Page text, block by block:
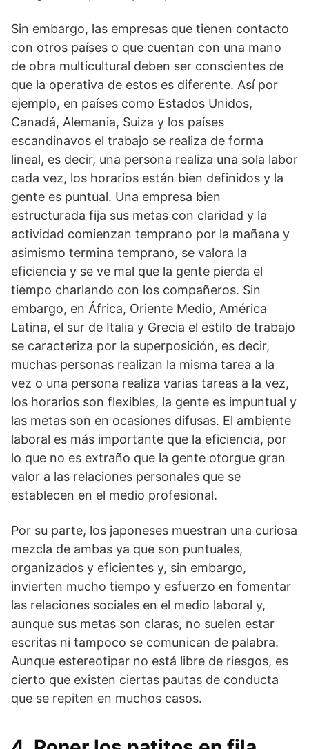
Sin embargo, las empresas que tienen contacto
con otros países o que cuentan con una mano
de obra multicultural deben ser conscientes de
que la operativa de estos es diferente. Así por
ejemplo, en países como Estados Unidos,
Canadá, Alemania, Suiza y los países
escandinavos el trabajo se realiza de forma
lineal, es decir, una persona realiza una sola labor
cada vez, los horarios están bien definidos y la
gente es puntual. Una empresa bien
estructurada fija sus metas con claridad y la
actividad comienzan temprano por la mañana y
asimismo termina temprano, se valora la
eficiencia y se ve mal que la gente pierda el
tiempo charlando con los compañeros. Sin
embargo, en África, Oriente Medio, América
Latina, el sur de Italia y Grecia el estilo de trabajo
se caracteriza por la superposición, es decir,
muchas personas realizan la misma tarea a la
vez o una persona realiza varias tareas a la vez,
los horarios son flexibles, la gente es impuntual y
las metas son en ocasiones difusas. El ambiente
laboral es más importante que la eficiencia, por
lo que no es extraño que la gente otorgue gran
valor a las relaciones personales que se
establecen en el medio profesional.
Por su parte, los japoneses muestran una curiosa
mezcla de ambas ya que son puntuales,
organizados y eficientes y, sin embargo,
invierten mucho tiempo y esfuerzo en fomentar
las relaciones sociales en el medio laboral y,
aunque sus metas son claras, no suelen estar
escritas ni tampoco se comunican de palabra.
Aunque estereotipar no está libre de riesgos, es
cierto que existen ciertas pautas de conducta
que se repiten en muchos casos.